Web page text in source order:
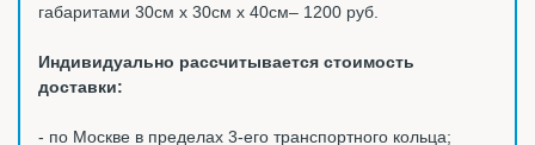
габаритами 30см х 30см х 40см– 1200 руб.
Индивидуально рассчитывается стоимость
доставки:
- по Москве в пределах 3-его транспортного кольца;